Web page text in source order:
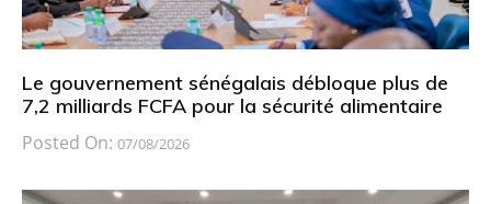
Le gouvernement sénégalais débloque plus de
7,2 milliards FCFA pour la sécurité alimentaire
Posted On: 07/08/2026